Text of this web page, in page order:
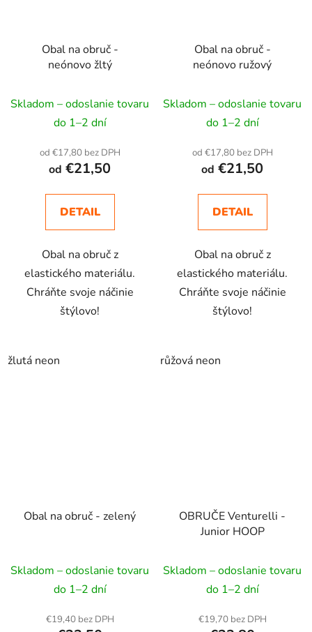
Obal na obruč -
neónovo žltý
Skladom – odoslanie tovaru
do 1–2 dní
od €17,80 bez DPH
od €21,50
DETAIL
Obal na obruč z
elastického materiálu.
Chráňte svoje náčinie
štýlovo!
žlutá neon
Obal na obruč -
neónovo ružový
Skladom – odoslanie tovaru
do 1–2 dní
od €17,80 bez DPH
od €21,50
DETAIL
Obal na obruč z
elastického materiálu.
Chráňte svoje náčinie
štýlovo!
růžová neon
Obal na obruč - zelený
Skladom – odoslanie tovaru
do 1–2 dní
€19,40 bez DPH
OBRUČE Venturelli -
Junior HOOP
Skladom – odoslanie tovaru
do 1–2 dní
€19,70 bez DPH